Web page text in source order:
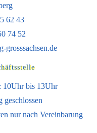
62 43
74 52
grosssachsen.de
10Uhr bis 13Uhr
geschlossen
nur nach Vereinbarung